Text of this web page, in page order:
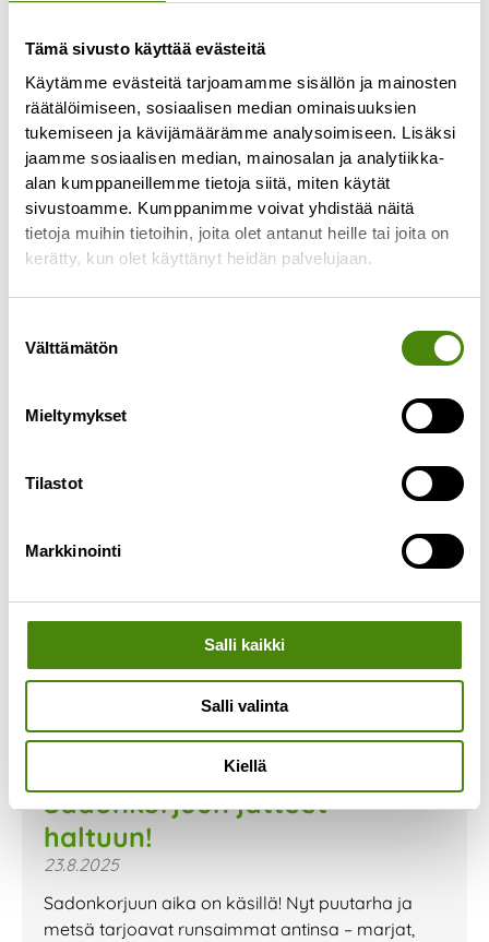
Tämä sivusto käyttää evästeitä
Käytämme evästeitä tarjoamamme sisällön ja mainosten
räätälöimiseen, sosiaalisen median ominaisuuksien
tukemiseen ja kävijämäärämme analysoimiseen. Lisäksi
jaamme sosiaalisen median, mainosalan ja analytiikka-
alan kumppaneillemme tietoja siitä, miten käytät
sivustoamme. Kumppanimme voivat yhdistää näitä
tietoja muihin tietoihin, joita olet antanut heille tai joita on
kerätty, kun olet käyttänyt heidän palvelujaan.
valinta
Välttämätön
Mieltymykset
Tilastot
Markkinointi
Salli kaikki
Salli valinta
Kiellä
Kuolinpesän tyhjentäminen
4.9.2025
Kuolinpesän tyhjentäminen ja tavaroiden
perikunta tyhjentää kuolinpesän. Tavaroiden
Sadonkorjuun jätteet
haltuun!
23.8.2025
Sadonkorjuun aika on käsillä! Nyt puutarha ja
metsä tarjoavat runsaimmat antinsa – marjat,